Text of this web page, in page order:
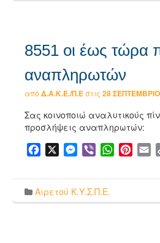
8551 οι έως τώρα
αναπληρωτών
από Δ.Α.Κ.Ε./Π.Εστις 28
Σας κοινοποιώ αναλυτικούς
προσλήψεις αναπληρωτών:
Facebook Messenger
Viber WhatsApp
Αιρετού Κ.Υ.Σ.Π.Ε.